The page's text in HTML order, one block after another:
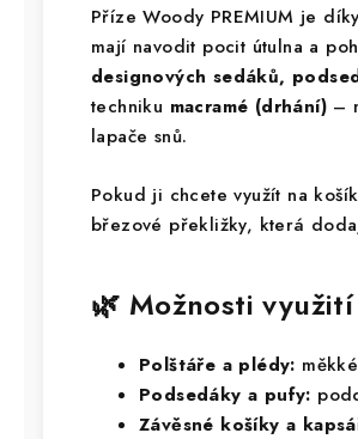
Příze Woody PREMIUM je
mají navodit pocit útulna a
designových sedáků,
techniku macramé (drhání) –
lapače snů.
Pokud ji chcete využít na
březové překližky, která
🌿 Možnosti využití
Polštáře a plédy:
Podsedáky a pufy:
Závěsné košíky a